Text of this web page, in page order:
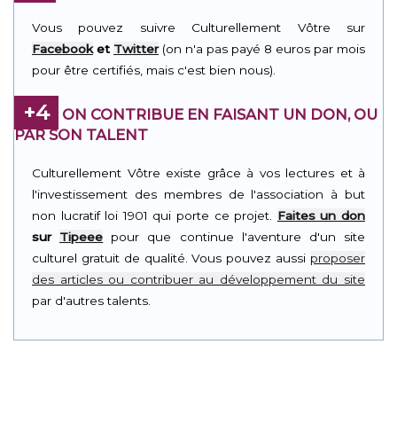
Vous pouvez suivre Culturellement Vôtre sur
Facebooket Twitter(on n'a pas payé 8 euros par mois
pour être certifiés, mais c'est bien nous).
+4
ON CONTRIBUE EN FAISANT UN DON, OU
PAR SON TALENT
Culturellement Vôtre existe grâce à vos lectures et à
l'investissement des membres de l'association à but
non lucratif loi 1901 qui porte ce projet. Faites un don
sur Tipeee pour que continue l'aventure d'un site
culturel gratuit de qualité. Vous pouvez aussi proposer
des articles ou contribuer au développement du site
par d'autres talents.